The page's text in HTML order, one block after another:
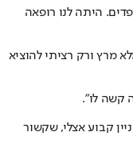
נוירולוגים ואורתופדים. היתה לנו רופאה
מרץ ורק רציתי להוציא
לרוץ. זה היה עניין קבוע אצלי, שקשור